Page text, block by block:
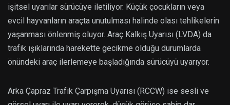
işitsel uyarılar sürücüye iletiliyor. Küçük çocukların veya
evcil hayvanların araçta unutulması halinde olası tehlikelerin
yaşanması önlenmiş oluyor. Araç Kalkış Uyarısı (LVDA) da
trafik ışıklarında harekette gecikme olduğu durumlarda
önündeki araç ilerlemeye başladığında sürücüyü uyarıyor.
Arka Çapraz Trafik Çarpışma Uyarısı (RCCW) ise sesli ve